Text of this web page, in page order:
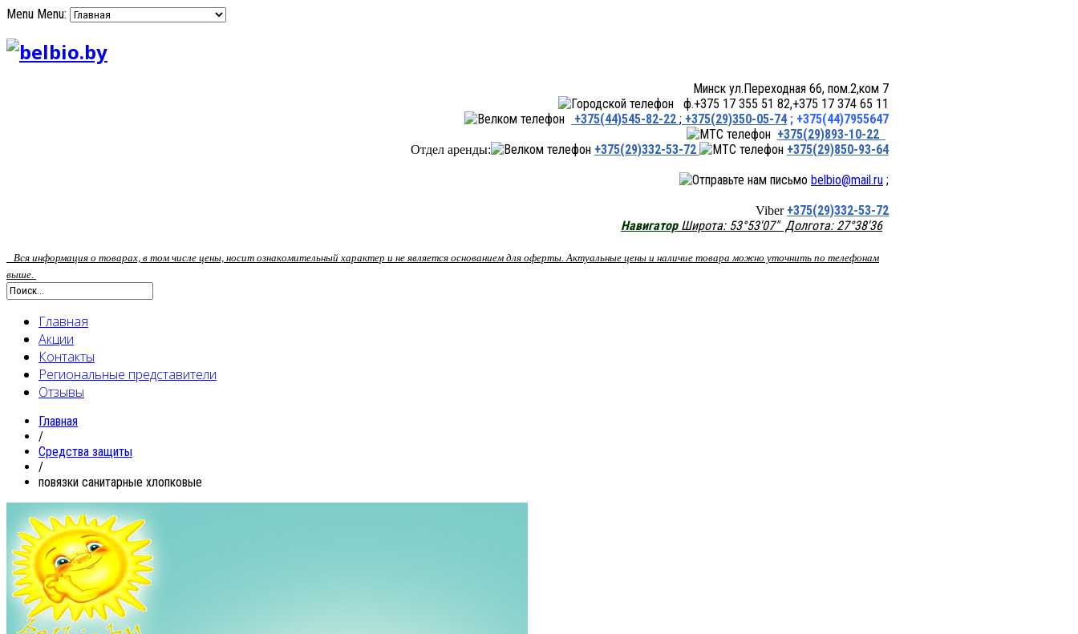
Menu Menu:
Минск ул.Переходная 66, пом.2,ком 7
ф.+375 17 355 51 82,+375 17 374 65 11
+375(44)545-82-22 ; +375(29)350-05-74 ; +375(44)7955647
+375(29)893-10-22
Отдел аренды: +375(29)332-53-72
+375(29)850-93-64
belbio@mail.ru ;
Viber +375(29)332-53-72
НавигаторШирота: 53°53'07" Долгота: 27°38'36
Вся информация о товарах, в том числе цены, носит ознакомительный характер и не является основанием для оферты. Актуальные цены и наличие товара можно уточнить по телефонам
выше.
Главная
Акции
Контакты
Региональные представители
Отзывы
Главная
/
Средства защиты
/
повязки санитарные хлопковые